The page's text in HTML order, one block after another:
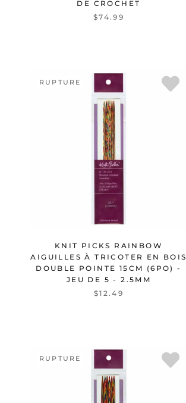
DE CROCHET
$74.99
RUPTURE
KNIT PICKS RAINBOW
AIGUILLES À TRICOTER EN BOIS
DOUBLE POINTE 15CM (6PO) -
JEU DE 5 - 2.5MM
$12.49
RUPTURE